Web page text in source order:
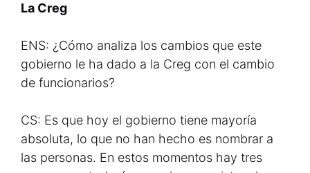
La Creg
ENS: ¿Cómo analiza los cambios que este
gobierno le ha dado a la Creg con el cambio
de funcionarios?
CS: Es que hoy el gobierno tiene mayoría
absoluta, lo que no han hecho es nombrar a
las personas. En estos momentos hay tres